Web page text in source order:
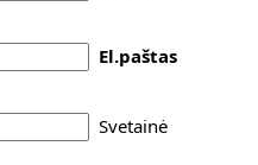
El.paštas
Svetainė